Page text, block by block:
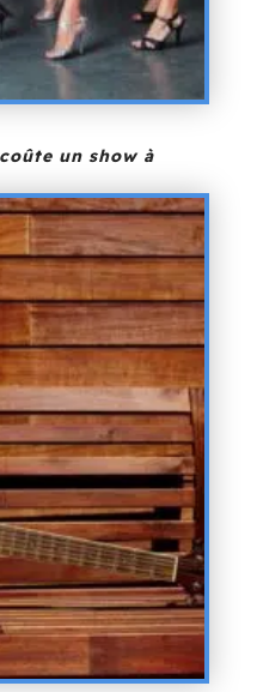
un show à